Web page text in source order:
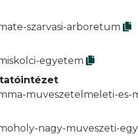
szarvasi-arboretum
egyetem
muveszetelmeleti-es-
nagy-muveszeti-